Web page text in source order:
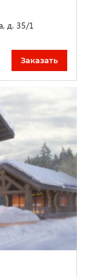
д. 35/1
Заказать